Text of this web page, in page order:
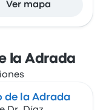
Ver mapa
la Adrada
de la Adrada